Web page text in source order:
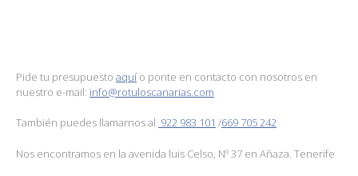
Pide tu presupuesto aquío ponte en contacto con nosotros en
nuestro e-mail: info@rotuloscanarias.com
También puedes llamarnos al 922 983 101 /669 705 242
Nos encontramos en la avenida luis Celso, Nº 37 en Añaza. Tenerife